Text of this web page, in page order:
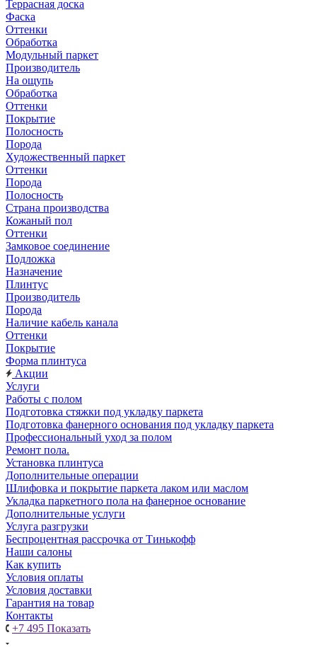
Террасная доска
Фаска
Оттенки
Обработка
Модульный паркет
Производитель
На ощупь
Обработка
Оттенки
Покрытие
Полосность
Порода
Художественный паркет
Оттенки
Порода
Полосность
Страна производства
Кожаный пол
Оттенки
Замковое соединение
Подложка
Назначение
Плинтус
Производитель
Порода
Наличие кабель канала
Оттенки
Покрытие
Форма плинтуса
Акции
Услуги
Работы с полом
Подготовка стяжки под укладку паркета
Подготовка фанерного основания под укладку паркета
Профессиональный уход за полом
Ремонт пола.
Установка плинтуса
Дополнительные операции
Шлифовка и покрытие паркета лаком или маслом
Укладка паркетного пола на фанерное основание
Дополнительные услуги
Услуга разгрузки
Беспроцентная рассрочка от Тинькофф
Наши салоны
Как купить
Условия оплаты
Условия доставки
Гарантия на товар
Контакты
+7 495 Показать